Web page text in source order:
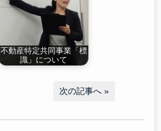
不動産特定共同事業「標
識」について
次の記事へ »